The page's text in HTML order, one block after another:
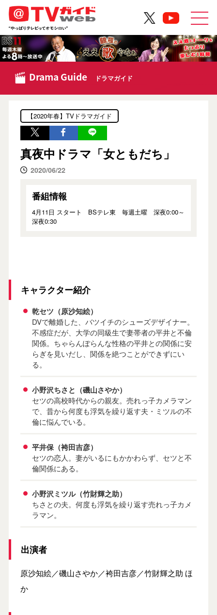
Drama Guide ドラマガイド
【2020年春】TVドラマガイド
真夜中ドラマ「女ともだち」
2020/06/22
番組情報
4月11日 スタート BSテレ東 毎週土曜 深夜0:00～
深夜0:30
キャラクター紹介
乾セツ（原沙知絵）
DVで離婚した、バツイチのシューズデザイナー。
不感症だが、大学の同級生で妻帯者の平井と不倫
関係。ちゃらんぽらんな性格の平井との関係に安
らぎを見いだし、関係を絶つことができずにい
る。
小野沢ちさと（磯山さやか）
セツの高校時代からの親友。売れっ子カメラマン
で、昔から何度も浮気を繰り返す夫・ミツルの不
倫に悩んでいる。
平井保（袴田吉彦）
セツの恋人。妻がいるにもかかわらず、セツと不
倫関係にある。
小野沢ミツル（竹財輝之助）
ちさとの夫。何度も浮気を繰り返す売れっ子カメ
ラマン。
出演者
原沙知絵／磯山さやか／袴田吉彦／竹財輝之助 ほ
か